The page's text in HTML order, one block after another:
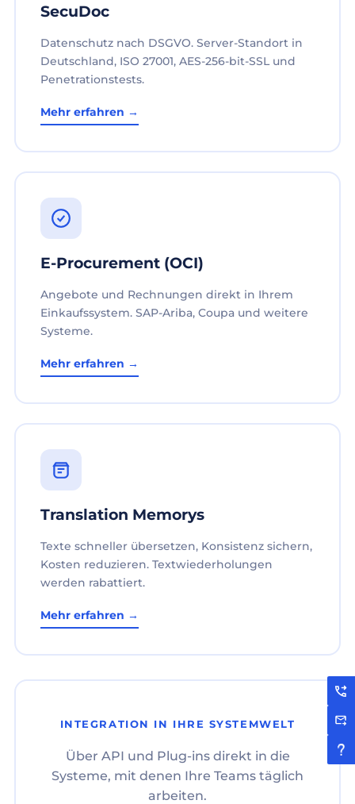
SecuDoc
Datenschutz nach DSGVO. Server-Standort in
Deutschland, ISO 27001, AES-256-bit-SSL und
Penetrationstests.
Mehr erfahren →
E-Procurement (OCI)
Angebote und Rechnungen direkt in Ihrem
Einkaufssystem. SAP-Ariba, Coupa und weitere
Systeme.
Mehr erfahren →
Translation Memorys
Texte schneller übersetzen, Konsistenz sichern,
Kosten reduzieren. Textwiederholungen
werden rabattiert.
Mehr erfahren →
INTEGRATION IN IHRE SYSTEMWELT
Über API und Plug-ins direkt in die
Systeme, mit denen Ihre Teams täglich
arbeiten.